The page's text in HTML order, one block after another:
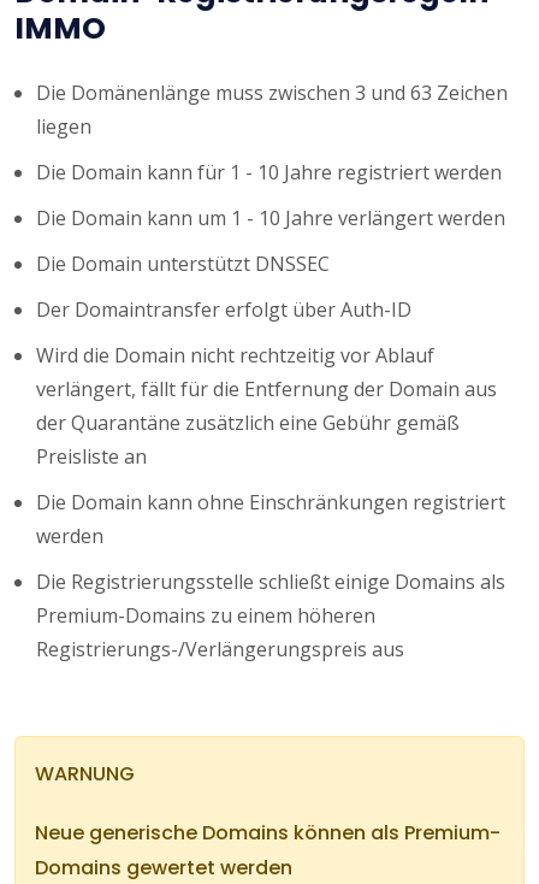
IMMO
Die Domänenlänge muss zwischen 3 und 63 Zeichen
liegen
Die Domain kann für 1 - 10 Jahre registriert werden
Die Domain kann um 1 - 10 Jahre verlängert werden
Die Domain unterstützt DNSSEC
Der Domaintransfer erfolgt über Auth-ID
Wird die Domain nicht rechtzeitig vor Ablauf
verlängert, fällt für die Entfernung der Domain aus
der Quarantäne zusätzlich eine Gebühr gemäß
Preisliste an
Die Domain kann ohne Einschränkungen registriert
werden
Die Registrierungsstelle schließt einige Domains als
Premium-Domains zu einem höheren
Registrierungs-/Verlängerungspreis aus
WARNUNG
Neue generische Domains können als Premium-
Domains gewertet werden